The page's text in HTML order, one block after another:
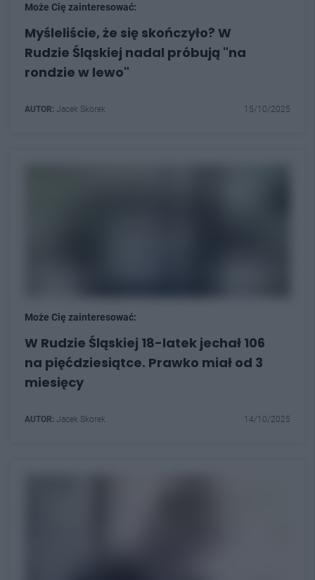
Może Cię zainteresować:
Myśleliście, że się skończyło? W
Rudzie Śląskiej nadal próbują "na
rondzie w lewo"
AUTOR: Jacek Skorek 15/10/2025
Może Cię zainteresować:
W Rudzie Śląskiej 18-latek jechał 106
na pięćdziesiątce. Prawko miał od 3
miesięcy
AUTOR: Jacek Skorek 14/10/2025